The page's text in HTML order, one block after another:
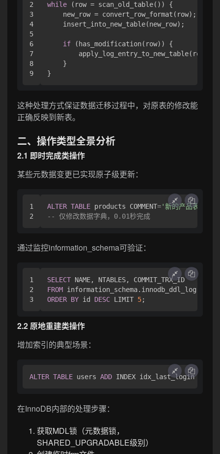
2
3
4
5
6
7
8
while (row = scan_old_table()) {
    new_row = convert_row_format(row);
    insert_into_new_table(new_row);
if (has_modification(row)) {
        apply_log_entry_to_new_table(row);
    }
这种处理方式保证数据迁移过程中，对原表的修改能
正确反映到新表。
二、操作类型全景分析
2.1 即时完成类操作
某些元数据变更已实现原子级更新：
1
ALTER TABLE products COMMENT='新的产品表'
-- 仅修改数据字典，0.01秒完成
通过监控information_schema可验证：
1
2
SELECT
FROM
ORDER BY id DESC LIMIT 5
2.2 原地重建类操作
增加索引的典型场景：
ALTER TABLE users ADD INDEX idx_last_login
在InnoDB内部的处理步骤：
获取MDL锁（元数据锁，
SHARED_UPGRADABLE级别）